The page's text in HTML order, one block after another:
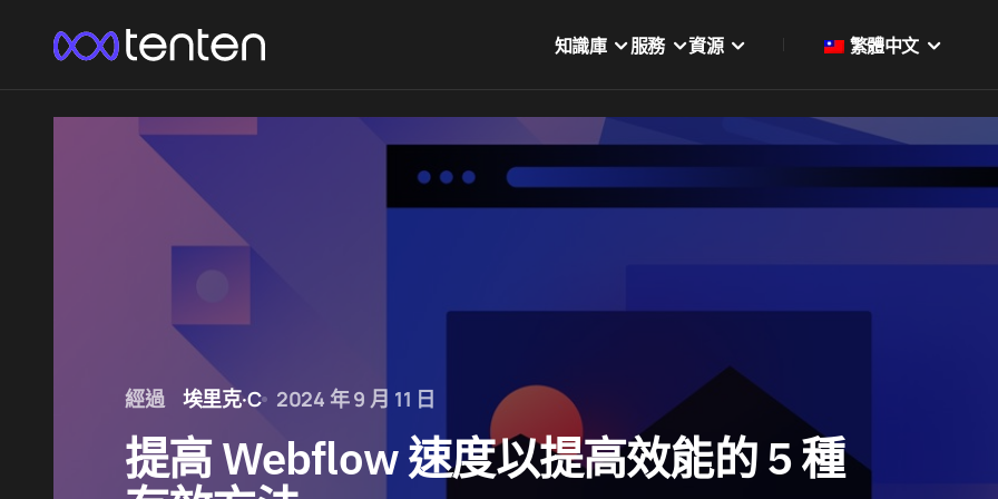
知識庫 服務 資源 繁體中文
經過 埃里克·C 2024 年 9 月 11 日
提高 Webflow 速度以提高效能的 5 種